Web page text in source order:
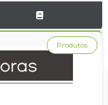
Produtos